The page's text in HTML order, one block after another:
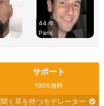
44 年
Paris
サポート
100%無料
聞く耳を持つモデレーター